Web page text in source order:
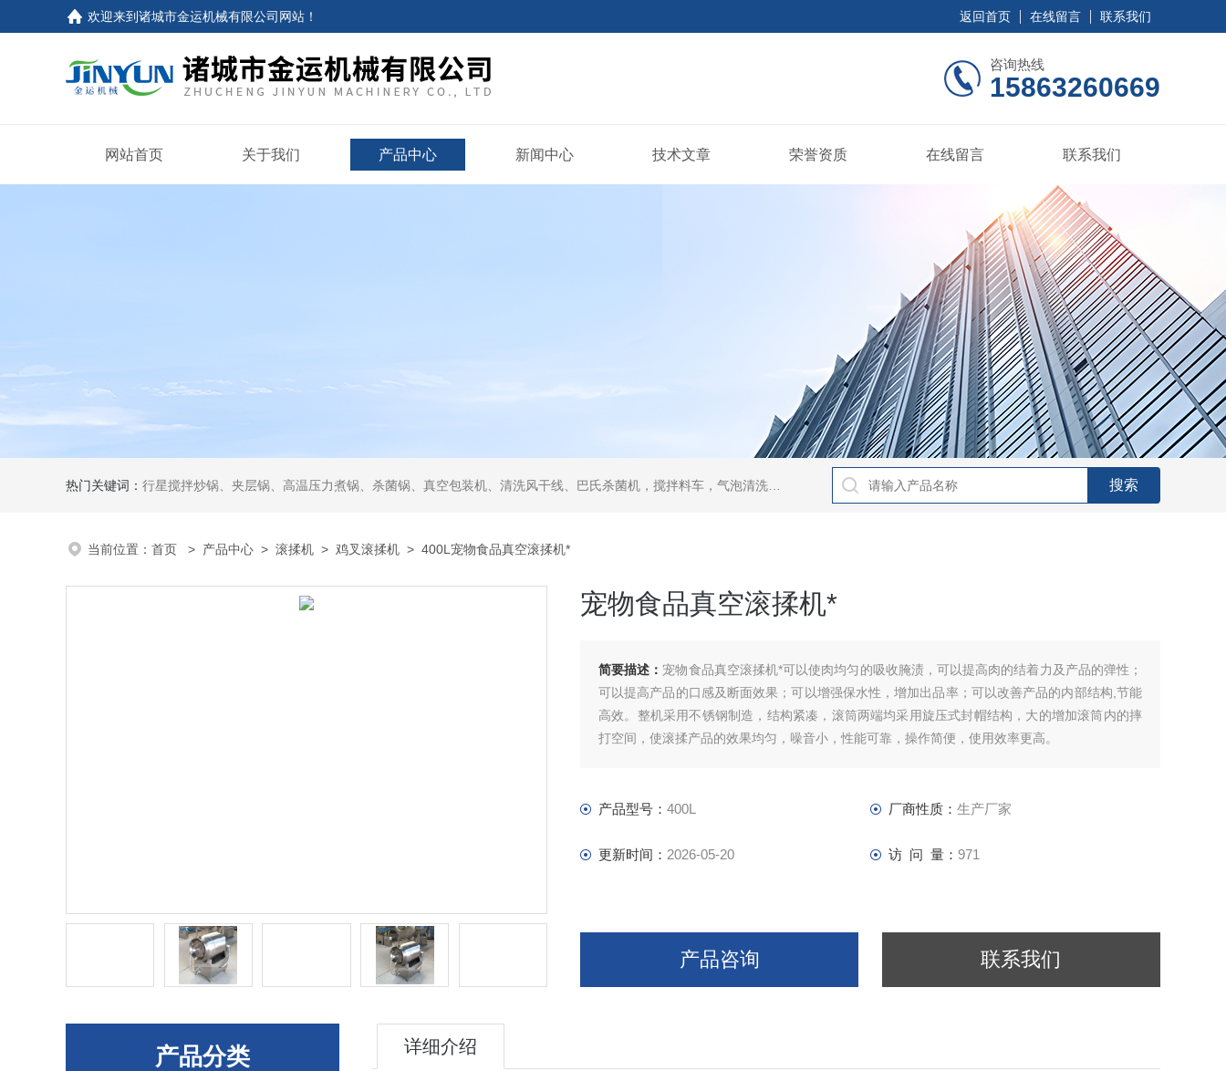
欢迎来到诸城市金运机械有限公司网站 ！ 返回首页 在线留言 联系我们
咨询热线
15863260669
网站首页 关于我们 产品中心 新闻中心 技术文章 荣誉资质 在线留言 联系我们
热门关键词： 行星搅拌炒锅、夹层锅、高温压力煮锅、杀菌锅、真空包装机、清洗风干线、巴氏杀菌机，搅拌料车，气泡清洗机，翻转风干机
当前位置： 首页 > 产品中心 > 滚揉机 > 鸡叉滚揉机 > 400L宠物食品真空滚揉机*
宠物食品真空滚揉机*
简要描述： 宠物食品真空滚揉机*可以使肉均匀的吸收腌渍，可以提高肉的结着力及产品的弹性；
可以提高产品的口感及断面效果；可以增强保水性，增加出品率；可以改善产品的内部结构,节能
高效。整机采用不锈钢制造，结构紧凑，滚筒两端均采用旋压式封帽结构，大的增加滚筒内的摔
打空间，使滚揉产品的效果均匀，噪音小，性能可靠，操作简便，使用效率更高。
产品型号： 400L 厂商性质： 生产厂家
更新时间： 2026-05-20 访 问 量： 971
产品咨询 联系我们
产品分类 详细介绍